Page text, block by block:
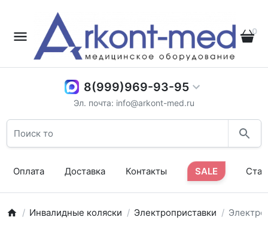
0
8(999)969-93-95
Эл. почта: info@arkont-med.ru
Оплата Доставка Контакты SALE
Инвалидные коляски Электроприставки